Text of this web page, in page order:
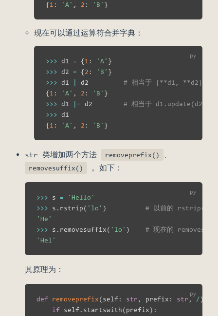
{1 : 'A' , 2 : 'B' }
现在可以通过运算符合并字典：
>>> d1 = {1 : 'A' }
>>> d2 = {2 : 'B' }
>>> d1 d2 # 相当于 {**d1, **d2}
{1 : 'A' , 2 : 'B' }
>>> d1 = d2 # 相当于 d1.update(d2)
>>>
{1 : 'A' , 2 : 'B' }
str 类增加两个方法 removeprefix() 、
removesuffix() 。如下：
>>> s =
'Hello'
>>> s . rstrip( 'lo' )
# 以前的 rstrip() 方
'He'
>>> s . removesuffix( 'lo' )
# 现在的
'Hel'
其原理为：
def removeprefix(self: str , prefix : str , /)
if self. startswith(prefix) :